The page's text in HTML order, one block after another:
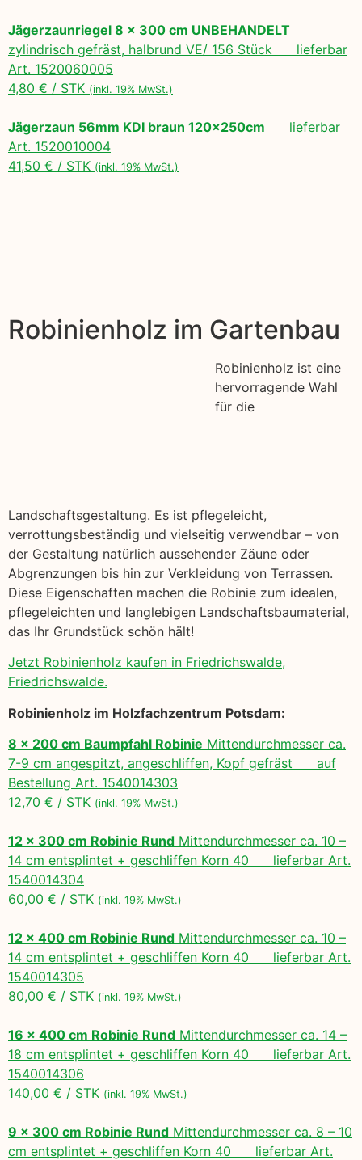
Jägerzaunriegel 8 x 300 cm UNBEHANDELT
zylindrisch gefräst, halbrund VE/ 156 Stück lieferbar
Art. 1520060005
4,80 € / STK (inkl. 19% MwSt.)
Jägerzaun 56mm KDI braun 120x250cm lieferbar
Art. 1520010004
41,50 € / STK (inkl. 19% MwSt.)
Robinienholz im Gartenbau
Robinienholz ist eine
hervorragende Wahl
für die
Landschaftsgestaltung. Es ist pflegeleicht,
verrottungsbeständig und vielseitig verwendbar – von
der Gestaltung natürlich aussehender Zäune oder
Abgrenzungen bis hin zur Verkleidung von Terrassen.
Diese Eigenschaften machen die Robinie zum idealen,
pflegeleichten und langlebigen Landschaftsbaumaterial,
das Ihr Grundstück schön hält!
Jetzt Robinienholz kaufen in Friedrichswalde,
Friedrichswalde.
Robinienholz im Holzfachzentrum Potsdam:
8 x 200 cm Baumpfahl Robinie Mittendurchmesser ca.
7-9 cm angespitzt, angeschliffen, Kopf gefräst auf
Bestellung Art. 1540014303
12,70 € / STK (inkl. 19% MwSt.)
12 x 300 cm Robinie Rund Mittendurchmesser ca. 10 –
14 cm entsplintet + geschliffen Korn 40 lieferbar Art.
1540014304
60,00 € / STK (inkl. 19% MwSt.)
12 x 400 cm Robinie Rund Mittendurchmesser ca. 10 –
14 cm entsplintet + geschliffen Korn 40 lieferbar Art.
1540014305
80,00 € / STK (inkl. 19% MwSt.)
16 x 400 cm Robinie Rund Mittendurchmesser ca. 14 –
18 cm entsplintet + geschliffen Korn 40 lieferbar Art.
1540014306
140,00 € / STK (inkl. 19% MwSt.)
9 x 300 cm Robinie Rund Mittendurchmesser ca. 8 – 10
cm entsplintet + geschliffen Korn 40 lieferbar Art.